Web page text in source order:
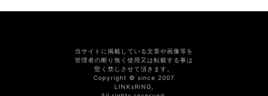
当サイトに掲載している文章や画像等を
管理者の断り無く使用又は転載する事は
堅く禁じさせて頂きます。
Copyright © since 2007
LINKsRING,